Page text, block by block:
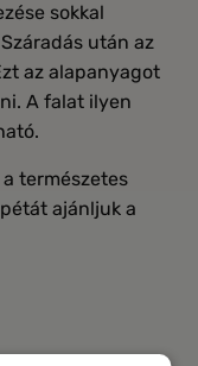
sokkal
után az
az alapanyagot
A falat ilyen
természetes
ajánljuk a